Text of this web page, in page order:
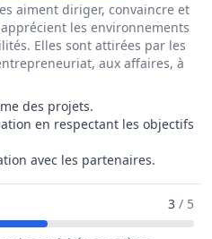
aiment diriger, convaincre et
les environnements
Elles sont attirées par les
aux affaires, à
des projets.
en respectant les objectifs
avec les partenaires.
De Directeur / 3 / 5